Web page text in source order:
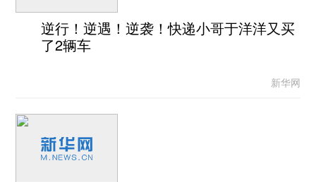
逆行！逆遇！逆袭！快递小哥于洋洋又买
了2辆车
新华网